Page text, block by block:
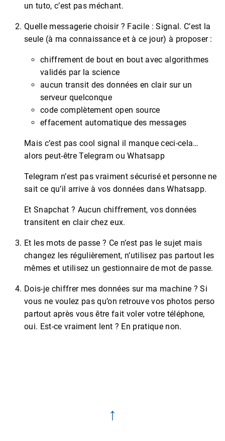
un tuto, c’est pas méchant.
Quelle messagerie choisir ? Facile : Signal. C’est la
seule (à ma connaissance et à ce jour) à proposer :
chiffrement de bout en bout avec algorithmes
validés par la science
aucun transit des données en clair sur un
serveur quelconque
code complètement open source
effacement automatique des messages
Mais c’est pas cool signal il manque ceci-cela…
alors peut-être Telegram ou Whatsapp
Telegram n’est pas vraiment sécurisé et personne ne
sait ce qu’il arrive à vos données dans Whatsapp.
Et Snapchat ? Aucun chiffrement, vos données
transitent en clair chez eux.
Et les mots de passe ? Ce n’est pas le sujet mais
changez les régulièrement, n’utilisez pas partout les
mêmes et utilisez un gestionnaire de mot de passe.
Dois-je chiffrer mes données sur ma machine ? Si
vous ne voulez pas qu’on retrouve vos photos perso
partout après vous être fait voler votre téléphone,
oui. Est-ce vraiment lent ? En pratique non.
↑